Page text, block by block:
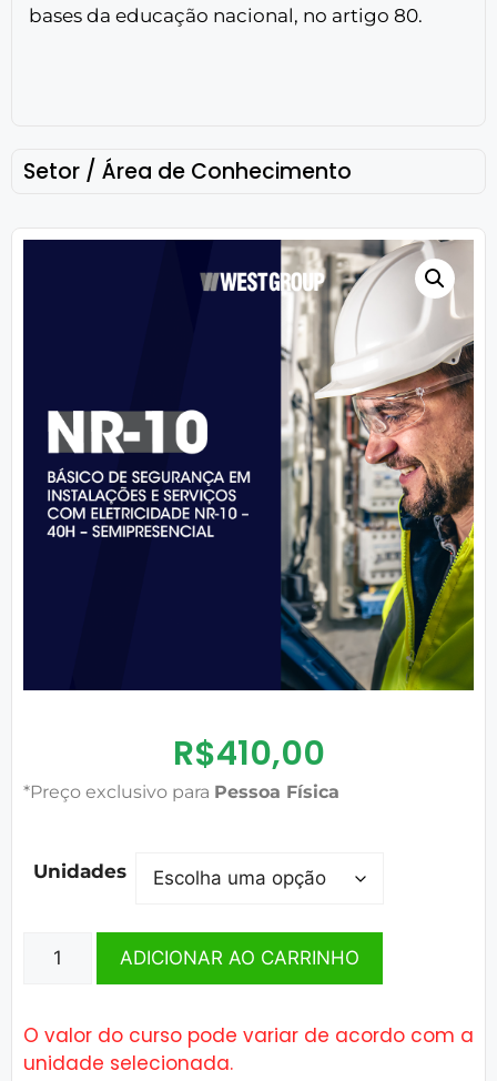
bases da educação nacional, no artigo 80.
Setor / Área de Conhecimento
R$410,00
*Preço exclusivo para Pessoa Física
Unidades
ADICIONAR AO CARRINHO
O valor do curso pode variar de acordo com a
unidade selecionada.